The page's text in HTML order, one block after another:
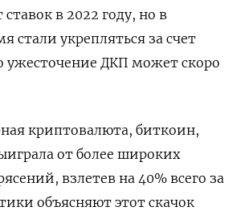
в 2022 году, но в
стали укрепляться за счет
ужесточение ДКП может скоро
криптовалюта, биткоин,
от более широких
взлетев на 40% всего за
объясняют этот скачок